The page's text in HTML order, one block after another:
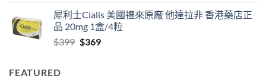
$799
through
犀利士Cialis 美國禮來原廠 他達拉非 香港藥店正
品 20mg 1盒/4粒
$399 Original
$369Current
FEATURED